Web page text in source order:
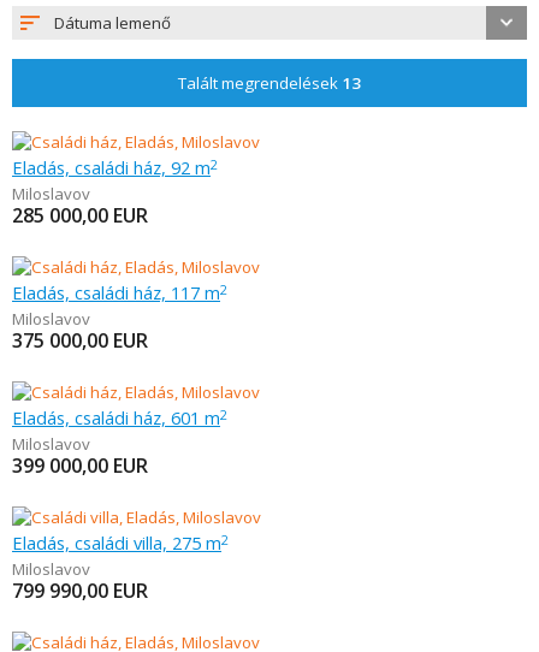
Dátuma lemenő
Talált megrendelések 13
Eladás, családi ház, 92 m2
Miloslavov
285 000,00 EUR
Eladás, családi ház, 117 m2
Miloslavov
375 000,00 EUR
Eladás, családi ház, 601 m2
Miloslavov
399 000,00 EUR
Eladás, családi villa, 275 m2
Miloslavov
799 990,00 EUR